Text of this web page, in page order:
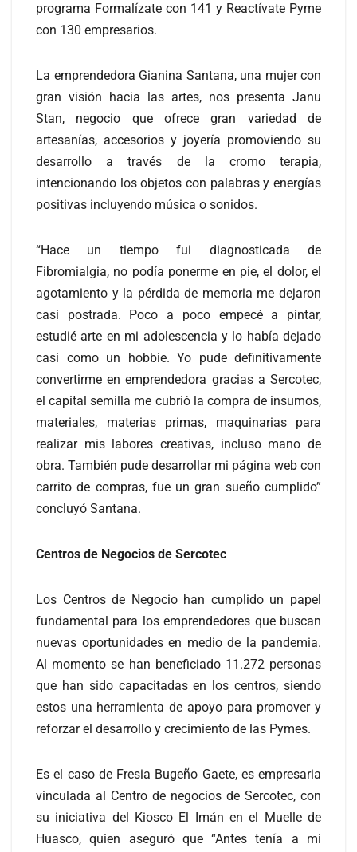
programa Formalízate con 141 y Reactívate Pyme
con 130 empresarios.
La emprendedora Gianina Santana, una mujer con
gran visión hacia las artes, nos presenta Janu
Stan, negocio que ofrece gran variedad de
artesanías, accesorios y joyería promoviendo su
desarrollo a través de la cromo terapia,
intencionando los objetos con palabras y energías
positivas incluyendo música o sonidos.
“Hace un tiempo fui diagnosticada de
Fibromialgia, no podía ponerme en pie, el dolor, el
agotamiento y la pérdida de memoria me dejaron
casi postrada. Poco a poco empecé a pintar,
estudié arte en mi adolescencia y lo había dejado
casi como un hobbie. Yo pude definitivamente
convertirme en emprendedora gracias a Sercotec,
el capital semilla me cubrió la compra de insumos,
materiales, materias primas, maquinarias para
realizar mis labores creativas, incluso mano de
obra. También pude desarrollar mi página web con
carrito de compras, fue un gran sueño cumplido”
concluyó Santana.
Centros de Negocios de Sercotec
Los Centros de Negocio han cumplido un papel
fundamental para los emprendedores que buscan
nuevas oportunidades en medio de la pandemia.
Al momento se han beneficiado 11.272 personas
que han sido capacitadas en los centros, siendo
estos una herramienta de apoyo para promover y
reforzar el desarrollo y crecimiento de las Pymes.
Es el caso de Fresia Bugeño Gaete, es empresaria
vinculada al Centro de negocios de Sercotec, con
su iniciativa del Kiosco El Imán en el Muelle de
Huasco, quien aseguró que “Antes tenía a mi